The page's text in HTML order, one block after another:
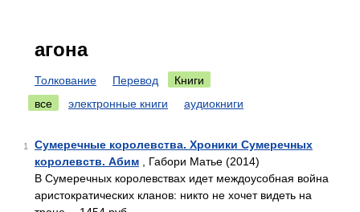
агона
Толкование Перевод
Книги
все
электронные книги аудиокниги
1
Сумеречные королевства. Хроники Сумеречных
королевств. Абим , Габори Матье (2014)
В Сумеречных королевствах идет междоусобная война
аристократических кланов: никто не хочет видеть на